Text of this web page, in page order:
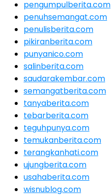
pengumpulberita.com
penuhsemangat.com
penulisberita.com
pikiranberita.com
punyanico.com
salinberita.com
saudarakembar.com
semangatberita.com
tanyaberita.com
tebarberita.com
teguhpunya.com
temukanberita.com
terangkanhati.com
ujungberita.com
usahaberita.com
wisnublog.com